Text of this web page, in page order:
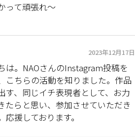
って頑張れ〜
2023年12月17日
は。NAOさんのInstagram投稿を
こちらの活動を知りました。作品
す、同じイチ表現者として、お力
たらと思い、参加させていただき
応援しております。